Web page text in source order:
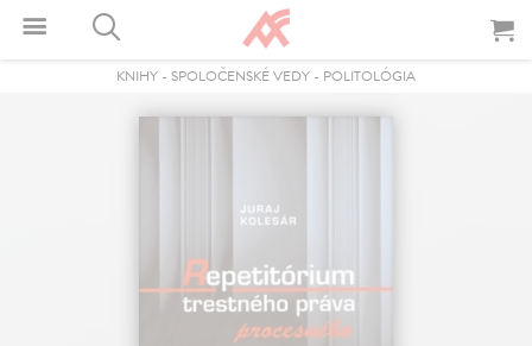
KNIHY - SPOLOČENSKÉ VEDY - POLITOLÓGIA